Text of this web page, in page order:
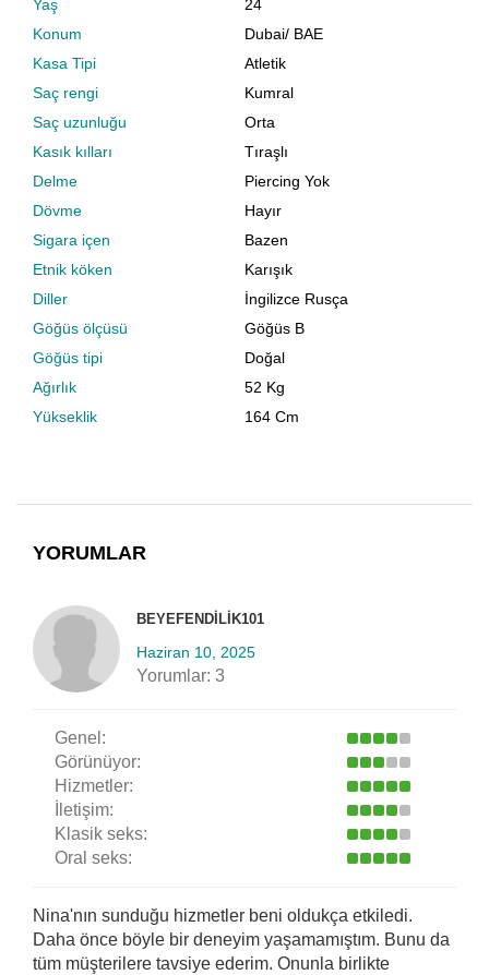
Yaş
24
Konum
Dubai/ BAE
Kasa Tipi
Atletik
Saç rengi
Kumral
Saç uzunluğu
Orta
Kasık kılları
Tıraşlı
Delme
Piercing Yok
Dövme
Hayır
Sigara içen
Bazen
Etnik köken
Karışık
Diller
İngilizce Rusça
Göğüs ölçüsü
Göğüs B
Göğüs tipi
Doğal
Ağırlık
52 Kg
Yükseklik
164 Cm
YORUMLAR
BEYEFENDILIK101
Haziran 10, 2025
Yorumlar: 3
Genel:
Görünüyor:
Hizmetler:
İletişim:
Klasik seks:
Oral seks:
Nina'nın sunduğu hizmetler beni oldukça etkiledi.
Daha önce böyle bir deneyim yaşamamıştım. Bunu da
tüm müşterilere tavsiye ederim. Onunla birlikte